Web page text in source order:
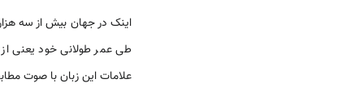
طی عمر طولانی خود یعنی
علامات این زبان با صوت